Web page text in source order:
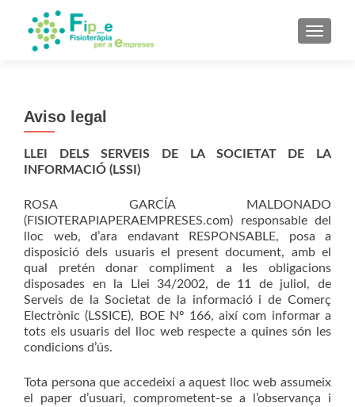
Aviso legal
LLEI DELS SERVEIS DE LA SOCIETAT DE LA
INFORMACIÓ (LSSI)
ROSA GARCÍA MALDONADO
(FISIOTERAPIAPERAEMPRESES.com) responsable del
lloc web, d’ara endavant RESPONSABLE, posa a
disposició dels usuaris el present document, amb el
qual pretén donar compliment a les obligacions
disposades en la Llei 34/2002, de 11 de juliol, de
Serveis de la Societat de la informació i de Comerç
Electrònic (LSSICE), BOE Nº 166, així com informar a
tots els usuaris del lloc web respecte a quines són les
condicions d’ús.
Tota persona que accedeixi a aquest lloc web assumeix
el paper d’usuari, comprometent-se a l’observança i